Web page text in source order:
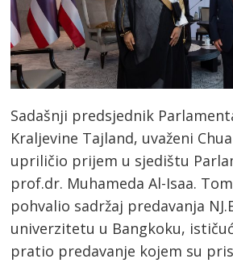
Sadašnji predsjednik
Kraljevine Tajland, uvaženi
upriličio prijem u sjedištu
prof.dr. Muhameda Al-Isaa.
pohvalio sadržaj predavanja
univerzitetu u Bangkoku,
pratio predavanje kojem su